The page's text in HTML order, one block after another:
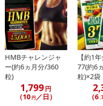
・原産国（最終加工地）：日本
・原材料/材質/素材：ビルベリ
ンマルベリーパウダー、マキ
ーゴールド抽出物、メグスリ
ックカラント抽出エキス末、
末、焼成サンゴカルシウム水素
肪酸エステル、植物炭末色素、
シン、パントテン酸カルシウム
ンB6、ビタミンA、葉酸、ビ
HMBチャレンジャ
ー(約6ヵ月分/360
粒)
1,799円
（10 円／日）
【約1
77(約6
粒)×2袋
（6